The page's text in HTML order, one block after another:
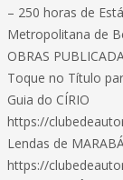
– 250 horas de
Metropolitana de
OBRAS
Toque no Título
Guia do CÍRIO
https://
Lendas de
https://